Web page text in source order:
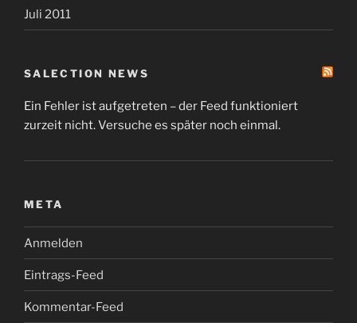
Juli 2011
SALECTION NEWS
Ein Fehler ist aufgetreten – der Feed funktioniert
zurzeit nicht. Versuche es später noch einmal.
META
Anmelden
Eintrags-Feed
Kommentar-Feed